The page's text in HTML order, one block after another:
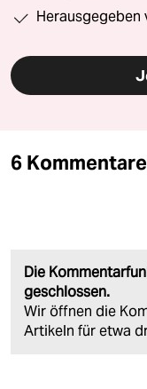
Herausgegeben
6 Kommentare
Die
geschlossen.
Wir öffnen die
Artikeln für etwa